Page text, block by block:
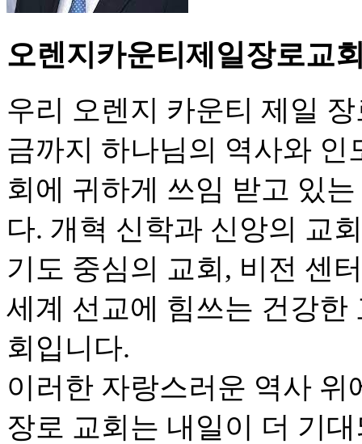
오렌지카운티제일장로교
우리 오렌지 카운티 제일
금까지 하나님의 역사와
회에 귀하게 쓰임 받고 있
다. 개혁 신학과 신앙의 교
기도 중심의 교회, 비전 센
세계 선교에 힘쓰는 건강한
회입니다.
이러한 자랑스러운 역사
장로 교회는 내일이 더 기